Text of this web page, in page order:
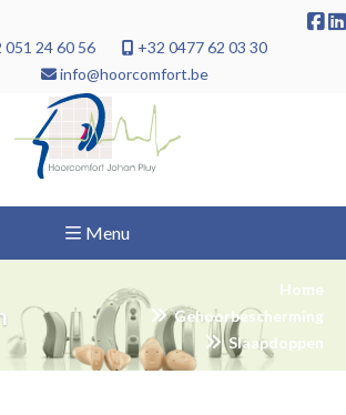
24 60 56
+32 0477 62 03 30
info@hoorcomfort.be
Menu
Home
Gehoorbescherming
Slaapdoppen